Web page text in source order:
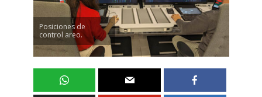
Posiciones de
control areo.